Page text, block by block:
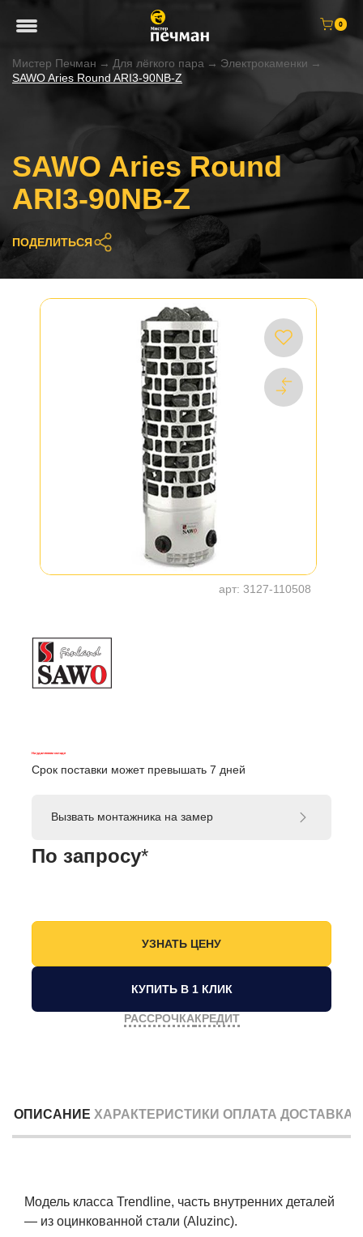
0
Мистер Печман → Для лёгкого пара → Электрокаменки →
SAWO Aries Round ARI3-90NB-Z
SAWO Aries Round
ARI3-90NB-Z
ПОДЕЛИТЬСЯ
арт: 3127-110508
На удаленном складе
Срок поставки может превышать 7 дней
По запросу*
Вызвать монтажника на замер
КУПИТЬ В 1 КЛИК
РАССРОЧКАКРЕДИТ
ОПИСАНИЕ ХАРАКТЕРИСТИКИ ОПЛАТА ДОСТАВКА
Модель класса Trendline, часть внутренних деталей
— из оцинкованной стали (Aluzinc).